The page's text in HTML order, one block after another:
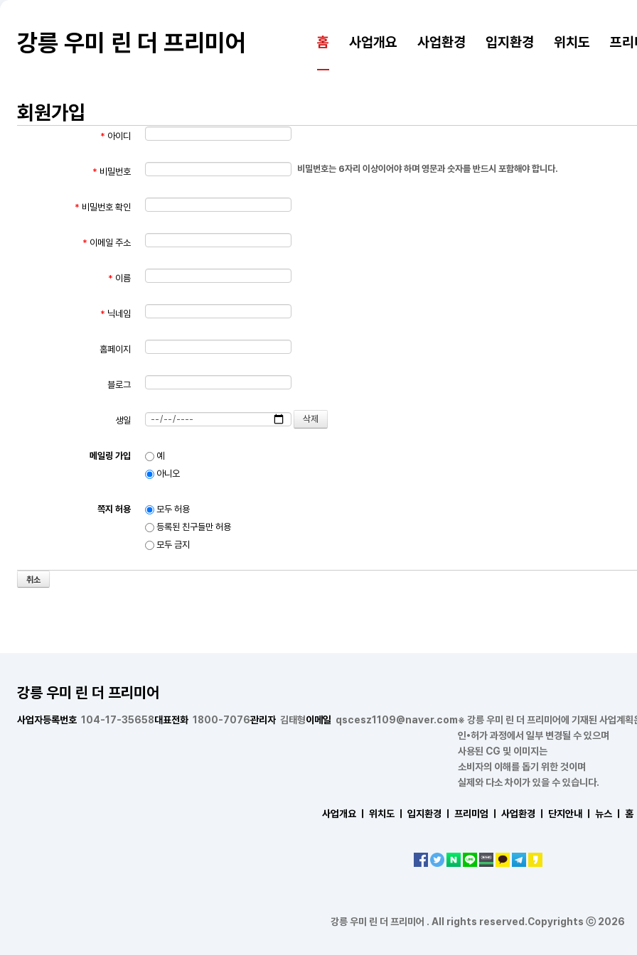
강릉 우미 린 더 프리미어 홈 사업개요 사업환경 입지환경 위치도 프
회원가입
* 아이디
* 비밀번호 비밀번호는 6자리 이상이어야 하며 영문과 숫자를 반드시 포함해야 합니다.
* 비밀번호 확인
* 이메일 주소
* 이름
* 닉네임
홈페이지
블로그
생일
메일링 가입
예
아니오
쪽지 허용
모두 허용
등록된 친구들만 허용
모두 금지
취소
강릉 우미 린 더 프리미어
사업자등록번호 104-17-35658대표전화 1800-7076관리자 김태형이메일 qscesz1109@naver.com※ 강릉 우미 린 더 프리미어에 기재된 사업계획
인•허가 과정에서 일부 변경될 수 있으며
사용된 CG 및 이미지는
소비자의 이해를 돕기 위한 것이며
실제와 다소 차이가 있을 수 있습니다.
사업개요 ㅣ 위치도 ㅣ 입지환경 ㅣ 프리미엄 ㅣ 사업환경 ㅣ 단지안내 ㅣ 뉴스 ㅣ 홈
강릉 우미 린 더 프리미어 . All rights reserved.Copyrights ⓒ 2026